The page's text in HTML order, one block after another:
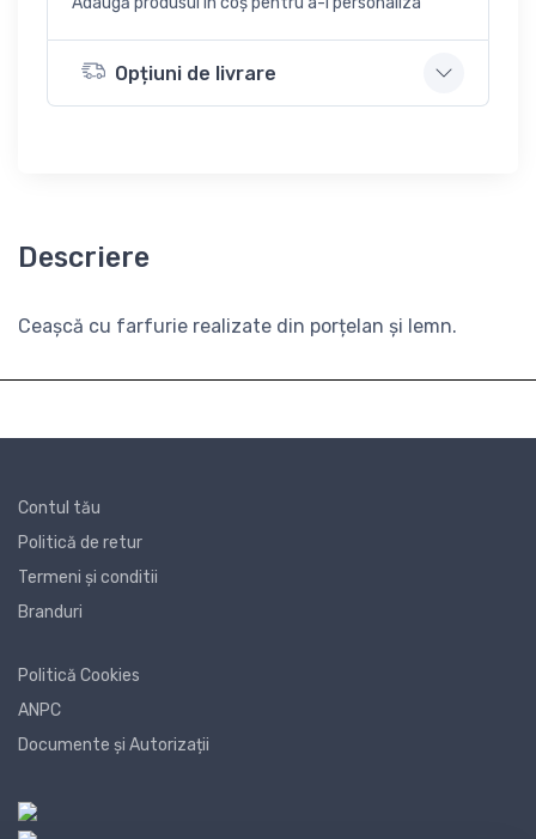
Opțiuni de livrare
Descriere
Ceașcă cu farfurie realizate din porțelan și lemn.
Contul tău
Politică de retur
Termeni și conditii
Branduri
Politică Cookies
ANPC
Documente și Autorizații